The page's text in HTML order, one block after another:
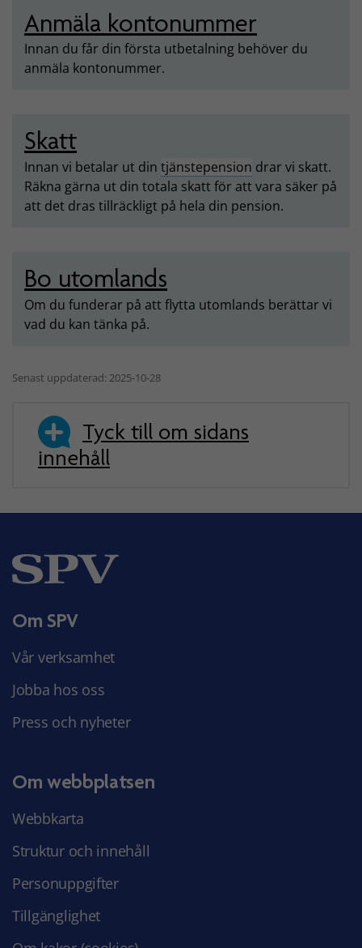
Anmäla kontonummer
Innan du får din första utbetalning behöver du
anmäla kontonummer.
Skatt
Innan vi betalar ut din tjänstepension drar vi skatt.
Räkna gärna ut din totala skatt för att vara säker på
att det dras tillräckligt på hela din pension.
Bo utomlands
Om du funderar på att flytta utomlands berättar vi
vad du kan tänka på.
Senast uppdaterad: 2025-10-28
Tyck till om sidans
innehåll
Om SPV
Vår verksamhet
Jobba hos oss
Press och nyheter
Om webbplatsen
Webbkarta
Struktur och innehåll
Personuppgifter
Tillgänglighet